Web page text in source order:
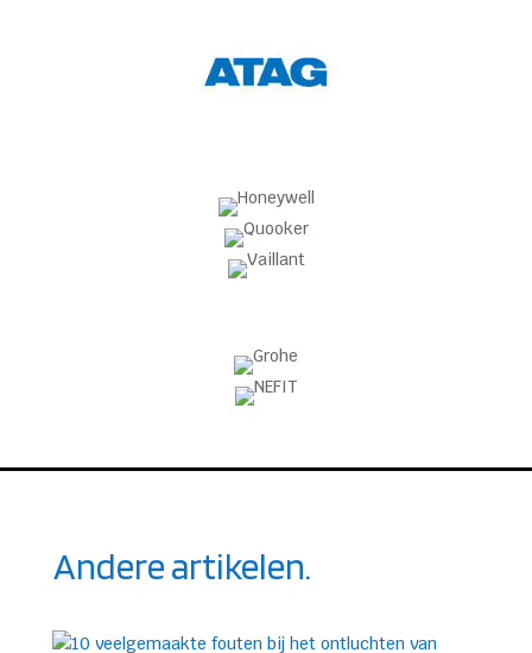
Andere artikelen.